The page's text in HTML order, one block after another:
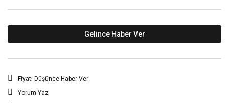
Gelince Haber Ver
Fiyatı Düşünce Haber Ver
Yorum Yaz